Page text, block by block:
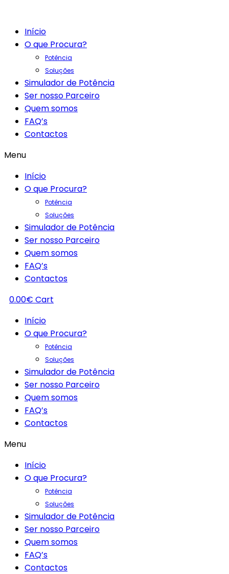
Início
O que Procura?
Potência
Soluções
Simulador de Potência
Ser nosso Parceiro
Quem somos
FAQ’s
Contactos
Menu
Início
O que Procura?
Potência
Soluções
Simulador de Potência
Ser nosso Parceiro
Quem somos
FAQ’s
Contactos
0.00€ Cart
Início
O que Procura?
Potência
Soluções
Simulador de Potência
Ser nosso Parceiro
Quem somos
FAQ’s
Contactos
Menu
Início
O que Procura?
Potência
Soluções
Simulador de Potência
Ser nosso Parceiro
Quem somos
FAQ’s
Contactos